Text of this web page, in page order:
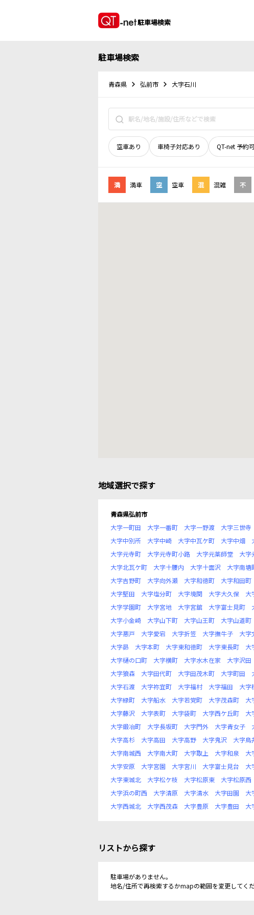
駐車場検索
駐車場検索
青森県 弘前市 大字石川
空車あり 車椅子対応あり QT-net 予約
満 満車 空 空車 混 混雑 不
地域選択で探す
青森県弘前市
大字一町田
大字一番町 大字一野渡 大字三世寺
大字中別所
大字中崎 大字中瓦ケ町 大字中畑
大字元寺町
大字元寺町小路 大字元薬師堂 大字
大字北瓦ケ町
大字十腰内 大字十面沢 大字南塘
大字吉野町
大字向外瀬 大字和徳町 大字和田町
大字堅田
大字塩分町 大字境関 大字大久保 大
大字学園町
大字宮地 大字宮舘 大字富士見町
大字小金崎
大字山下町 大字山王町 大字山道町
大字悪戸
大字愛宕 大字折笠 大字撫牛子 大字
大字昴
大字本町 大字東和徳町 大字東長町 大
大字樋の口町
大字横町 大字水木在家 大字沢田
大字狼森
大字田代町 大字田茂木町 大字町田
大字石渡
大字祢宜町 大字福村 大字福田 大字
大字緑町
大字船水 大字若党町 大字茂森町 大
大字藤沢
大字表町 大字袋町 大字西ケ丘町 大
大字鍛冶町
大字長坂町 大字門外 大字青女子
大字高杉
大字高田 大字高野 大字鬼沢 大字鳥
大字南城西
大字南大町 大字取上 大字和泉 大
大字安原
大字宮園 大字宮川 大字富士見台 大
大字東城北
大字松ケ枝 大字松原東 大字松原西
大字浜の町西
大字清原 大字清水 大字田園 大
大字西城北
大字西茂森 大字豊原 大字豊田 大
リストから探す
駐車場がありません。
地名/住所で再検索するかmapの範囲を変更してくだ